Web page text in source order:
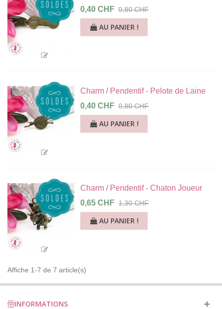
0,40 CHF 0,80 CHF
AU PANIER !
Charm / Pendentif - Pelote de Laine
0,40 CHF 0,80 CHF
AU PANIER !
Charm / Pendentif - Chaton Joueur
0,65 CHF 1,30 CHF
AU PANIER !
Affiche 1-7 de 7 article(s)
INFORMATIONS